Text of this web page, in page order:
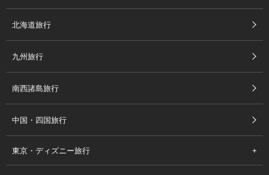
北海道旅行
九州旅行
南西諸島旅行
中国・四国旅行
東京・ディズニー旅行